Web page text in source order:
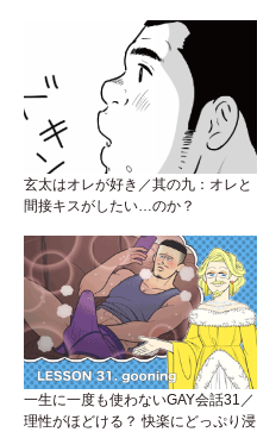
玄太はオレが好き／其の九：オレと
間接キスがしたい…のか？
一生に一度も使わないGAY会話31／
理性がほどける？ 快楽にどっぷり浸